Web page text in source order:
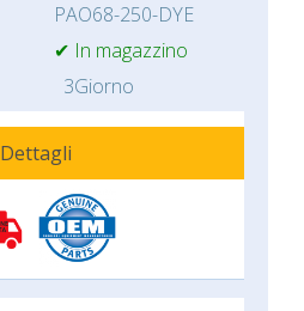
PAO68-250-DYE
✔ In magazzino
3Giorno
Dettagli